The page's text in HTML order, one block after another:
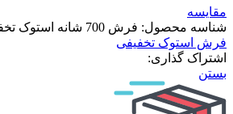
مقایسه
شناسه محصول: فرش 700 شانه استوک تخفیفی کد 7044
فرش استوک تخفیفی
اشتراک گذاری:
بستن